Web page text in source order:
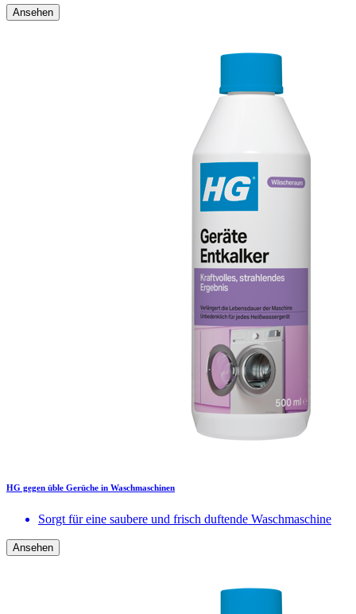
Ansehen
HG gegen üble Gerüche in Waschmaschinen
Sorgt für eine saubere und frisch duftende Waschmaschine
Ansehen